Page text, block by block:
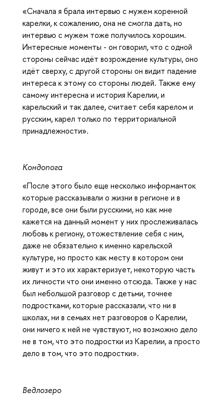
«Сначала я брала интервью с мужем коренной
карелки, к сожалению, она не смогла дать, но
интервью с мужем тоже получилось хорошим.
Интересные моменты - он говорил, что с одной
стороны сейчас идёт возрождение культуры, оно
идёт сверху, с другой стороны он видит падение
интереса к этому со стороны людей. Также ему
самому интересна и история Карелии, и
карельский и так далее, считает себя карелом и
русским, карел только по территориальной
принадлежности».
Кондопога
«После этого было еще несколько информанток
которые рассказывали о жизни в регионе и в
городе, все они были русскими, но как мне
кажется на данный момент у них прослеживалась
любовь к региону, отожествление себя с ним,
даже не обязательно к именно карельской
культуре, но просто как месту в котором они
живут и это их характеризует, некоторую часть
их личности что они именно отсюда. Также у нас
был небольшой разговор с детьми, точнее
подростками, которые рассказали, что ни в
школах, ни в семьях нет разговоров о Карелии,
они ничего к ней не чувствуют, но возможно дело
не в том, что это подростки из Карелии, а просто
дело в том, что это подростки».
Ведлозеро